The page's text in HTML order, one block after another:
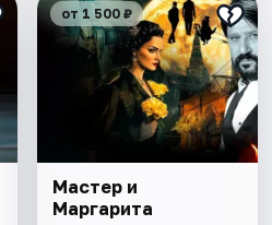
от 1 500 ₽
Мастер и
Маргарита